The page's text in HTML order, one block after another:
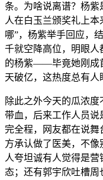
条。为啥说离谱？杨
人在白玉兰颁奖礼上
哪”，杨紫举手回应，
千就空降高位，明眼人
的杨紫——毕竟她刚成
天破亿，这热度总有人
除此之外今天的瓜浓
带血，后来工作人员
完全程，网友都在说
方承认做了医美，不像
人夸坦诚有人觉得是
态；还有郭宇欣吐槽周